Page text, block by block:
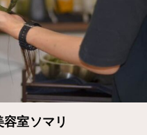
室ソマリ